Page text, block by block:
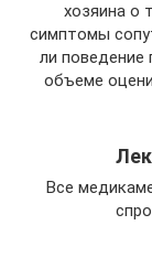
хозяина о
симптомы
ли поведение
объеме
Все